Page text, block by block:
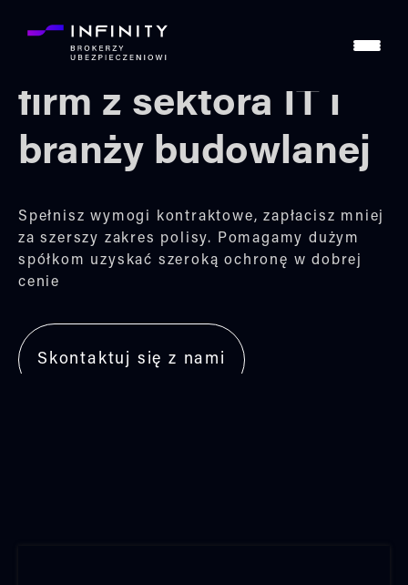
Ubezpieczenie dla
firm z sektora IT i
branży budowlanej
Spełnisz wymogi kontraktowe, zapłacisz mniej
za szerszy zakres polisy. Pomagamy dużym
spółkom uzyskać szeroką ochronę w dobrej
cenie
Skontaktuj się z nami